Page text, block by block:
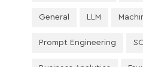
General LLM
Prompt Engineering